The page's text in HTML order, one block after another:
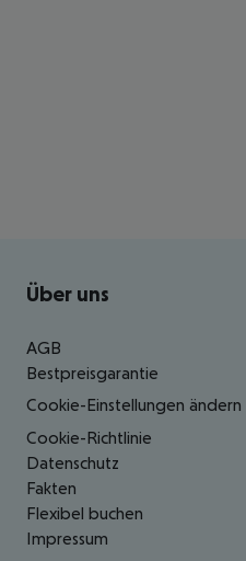
Footer navigation
Über uns
AGB
Bestpreisgarantie
Cookie-Einstellungen ändern
Cookie-Richtlinie
Datenschutz
Fakten
Flexibel buchen
Impressum